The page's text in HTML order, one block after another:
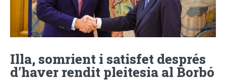
Illa, somrient i satisfet després
d’haver rendit pleitesia al Borbó